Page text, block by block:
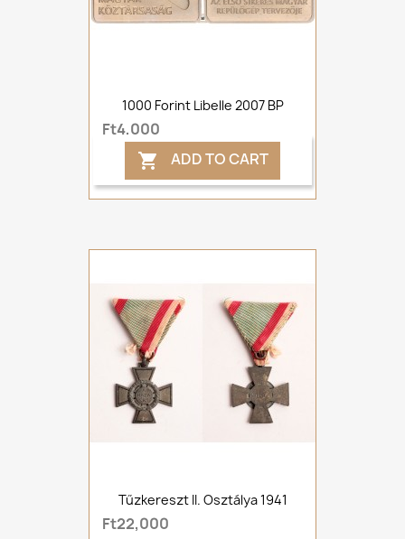
1000 Forint Libelle 2007 BP
Ft4,000
 ADD TO CART
Tűzkereszt II. Osztálya 1941
Ft22,000